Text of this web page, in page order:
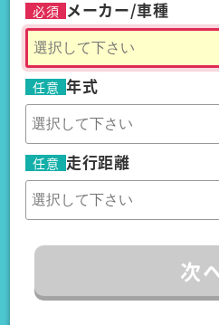
必須 メーカー/車種
任意 年式
任意 走行距離
次